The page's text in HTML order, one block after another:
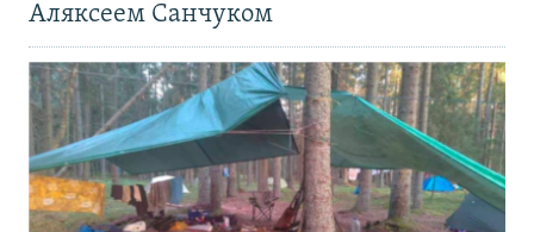
Аляксеем Санчуком